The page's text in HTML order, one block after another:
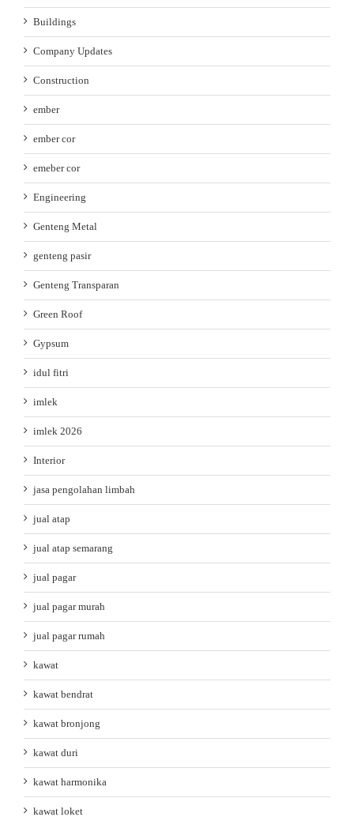
Buildings
Company Updates
Construction
ember
ember cor
emeber cor
Engineering
Genteng Metal
genteng pasir
Genteng Transparan
Green Roof
Gypsum
idul fitri
imlek
imlek 2026
Interior
jasa pengolahan limbah
jual atap
jual atap semarang
jual pagar
jual pagar murah
jual pagar rumah
kawat
kawat bendrat
kawat bronjong
kawat duri
kawat harmonika
kawat loket